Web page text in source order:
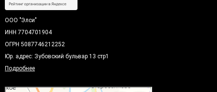
ООО "Элси"
ИНН 7704701904
ОГРН 5087746212252
Юр. адрес: Зубовский бульвар 13 стр1
Подробнее